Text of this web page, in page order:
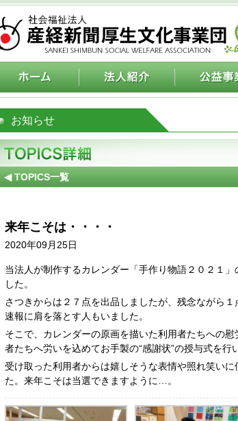
お知らせ
◀ TOPICS一覧
来年こそは・・・・
2020年09月25日
当法人が制作するカレンダー「手作り物語２０２１
した。
さつきからは２７点を出品しましたが、残念ながら
速報に肩を落とす人もいました。
そこで、カレンダーの原画を描いた利用者たちへの
者たちへ労いを込めてお手製の“感謝状”の授与式を行
受け取った利用者からは嬉しそうな表情や照れ笑い
た。来年こそは当選できますように…。